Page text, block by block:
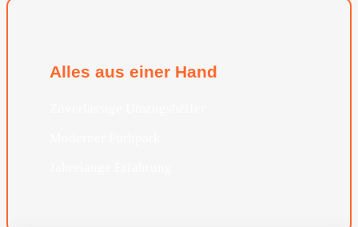
Alles aus einer Hand